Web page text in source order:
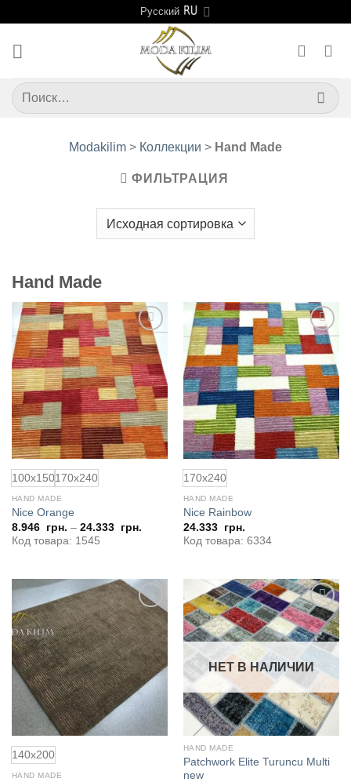
content
Русский
Искать:
Modakilim > Коллекции > Hand Made
ФИЛЬТРАЦИЯ
Hand Made
100x150170x240
HAND MADE
Nice Orange
8.946 грн. – 24.333 грн.
Код товара: 1545
170x240
HAND MADE
Nice Rainbow
24.333 грн.
Код товара: 6334
140x200
HAND MADE
НЕТ В НАЛИЧИИ
HAND MADE
Patchwork Elite Turuncu Multi
new